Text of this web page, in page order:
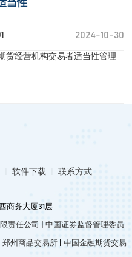
当性
2024-10-30
货经营机构交易者适当性管理
软件下载 联系方式
商务大厦31层
责任公司 中国证券监督管理委员
郑州商品交易所| 中国金融期货交易